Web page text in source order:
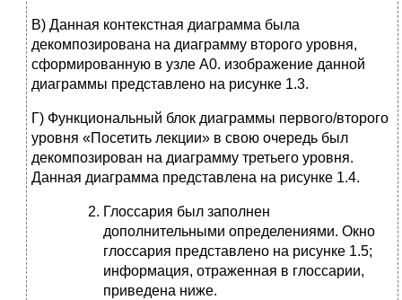
В) Данная контекстная диаграмма была
декомпозирована на диаграмму второго уровня,
сформированную в узле А0. изображение данной
диаграммы представлено на рисунке 1.3.
Г) Функциональный блок диаграммы первого/второго
уровня «Посетить лекции» в свою очередь был
декомпозирован на диаграмму третьего уровня.
Данная диаграмма представлена на рисунке 1.4.
Глоссария был заполнен
дополнительными определениями. Окно
глоссария представлено на рисунке 1.5;
информация, отраженная в глоссарии,
приведена ниже.